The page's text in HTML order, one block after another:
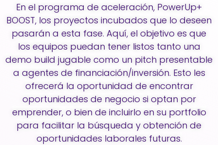
En el programa de aceleración, PowerUp+
BOOST, los proyectos incubados que lo deseen
pasarán a esta fase. Aquí, el objetivo es que
los equipos puedan tener listos tanto una
demo build jugable como un pitch presentable
a agentes de financiación/inversión. Esto les
ofrecerá la oportunidad de encontrar
oportunidades de negocio si optan por
emprender, o bien de incluirlo en su portfolio
para facilitar la búsqueda y obtención de
oportunidades laborales futuras.